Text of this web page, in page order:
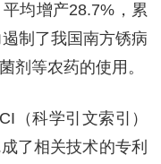
均增产28.7%，累
制了我国南方锈病
剂等农药的使用。
（科学引文索引）
了相关技术的专利